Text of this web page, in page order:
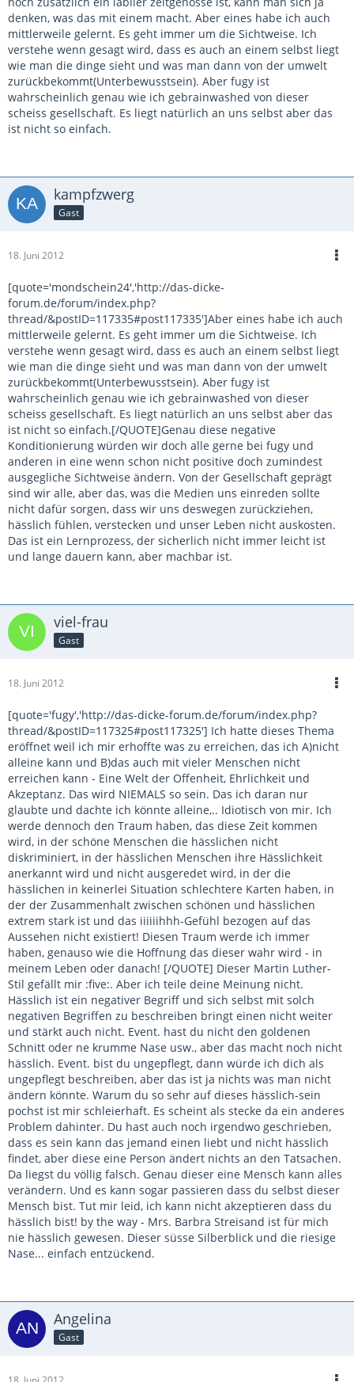
denken, was das mit einem macht. Aber eines habe ich auch
mittlerweile gelernt. Es geht immer um die Sichtweise. Ich
verstehe wenn gesagt wird, dass es auch an einem selbst liegt
wie man die dinge sieht und was man dann von der umwelt
zurückbekommt(Unterbewusstsein). Aber fugy ist
wahrscheinlich genau wie ich gebrainwashed von dieser
scheiss gesellschaft. Es liegt natürlich an uns selbst aber das
ist nicht so einfach.
kampfzwerg
Gast
18. Juni 2012
[quote='mondschein24','http://das-dicke-
forum.de/forum/index.php?
thread/&postID=117335#post117335']Aber eines habe ich auch
mittlerweile gelernt. Es geht immer um die Sichtweise. Ich
verstehe wenn gesagt wird, dass es auch an einem selbst liegt
wie man die dinge sieht und was man dann von der umwelt
zurückbekommt(Unterbewusstsein). Aber fugy ist
wahrscheinlich genau wie ich gebrainwashed von dieser
scheiss gesellschaft. Es liegt natürlich an uns selbst aber das
ist nicht so einfach.[/QUOTE]Genau diese negative
Konditionierung würden wir doch alle gerne bei fugy und
anderen in eine wenn schon nicht positive doch zumindest
ausgegliche Sichtweise ändern. Von der Gesellschaft geprägt
sind wir alle, aber das, was die Medien uns einreden sollte
nicht dafür sorgen, dass wir uns deswegen zurückziehen,
hässlich fühlen, verstecken und unser Leben nicht auskosten.
Das ist ein Lernprozess, der sicherlich nicht immer leicht ist
und lange dauern kann, aber machbar ist.
viel-frau
Gast
18. Juni 2012
[quote='fugy','http://das-dicke-forum.de/forum/index.php?
thread/&postID=117325#post117325'] Ich hatte dieses Thema
eröffnet weil ich mir erhoffte was zu erreichen, das ich A)nicht
alleine kann und B)das auch mit vieler Menschen nicht
erreichen kann - Eine Welt der Offenheit, Ehrlichkeit und
Akzeptanz. Das wird NIEMALS so sein. Das ich daran nur
glaubte und dachte ich könnte alleine,.. Idiotisch von mir. Ich
werde dennoch den Traum haben, das diese Zeit kommen
wird, in der schöne Menschen die hässlichen nicht
diskriminiert, in der hässlichen Menschen ihre Hässlichkeit
anerkannt wird und nicht ausgeredet wird, in der die
hässlichen in keinerlei Situation schlechtere Karten haben, in
der der Zusammenhalt zwischen schönen und hässlichen
extrem stark ist und das iiiiiihhh-Gefühl bezogen auf das
Aussehen nicht existiert! Diesen Traum werde ich immer
haben, genauso wie die Hoffnung das dieser wahr wird - in
meinem Leben oder danach! [/QUOTE] Dieser Martin Luther-
Stil gefällt mir :five:. Aber ich teile deine Meinung nicht.
Hässlich ist ein negativer Begriff und sich selbst mit solch
negativen Begriffen zu beschreiben bringt einen nicht weiter
und stärkt auch nicht. Event. hast du nicht den goldenen
Schnitt oder ne krumme Nase usw., aber das macht noch nicht
hässlich. Event. bist du ungepflegt, dann würde ich dich als
ungepflegt beschreiben, aber das ist ja nichts was man nicht
ändern könnte. Warum du so sehr auf dieses hässlich-sein
pochst ist mir schleierhaft. Es scheint als stecke da ein anderes
Problem dahinter. Du hast auch noch irgendwo geschrieben,
dass es sein kann das jemand einen liebt und nicht hässlich
findet, aber diese eine Person ändert nichts an den Tatsachen.
Da liegst du völlig falsch. Genau dieser eine Mensch kann alles
verändern. Und es kann sogar passieren dass du selbst dieser
Mensch bist. Tut mir leid, ich kann nicht akzeptieren dass du
hässlich bist! by the way - Mrs. Barbra Streisand ist für mich
nie hässlich gewesen. Dieser süsse Silberblick und die riesige
Nase... einfach entzückend.
Angelina
Gast